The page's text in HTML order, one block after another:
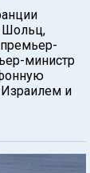
Шольц,
министр
и